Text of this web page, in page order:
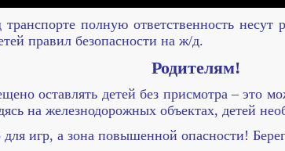
полную ответственность несут
правил безопасности на ж/д.
Родителям!
оставлять детей без присмотра – это
на железнодорожных объектах, детей
для игр, а зона повышенной опасности!